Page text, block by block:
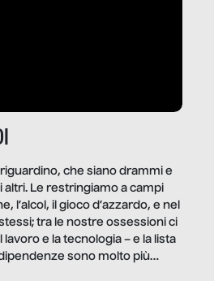
che siano drammi e
altri. Le restringiamo a campi
l’alcol, il gioco d’azzardo, e nel
tra le nostre ossessioni ci
e la tecnologia – e la lista
sono molto più